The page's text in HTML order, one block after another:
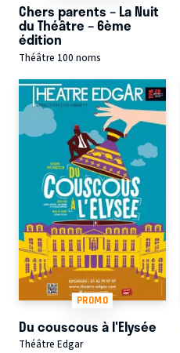
Chers parents – La Nuit
du Théâtre – 6ème
édition
Théâtre 100 noms
PROMO
Du couscous à l'Elysée
Théâtre Edgar